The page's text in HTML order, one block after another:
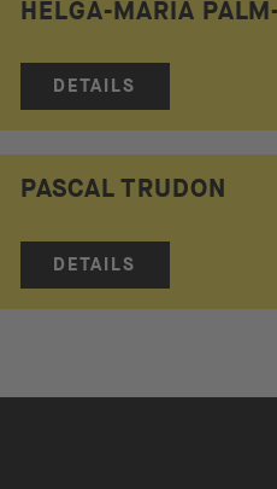
HELGA-MARIA
DETAILS
PASCAL TRUDON
DETAILS